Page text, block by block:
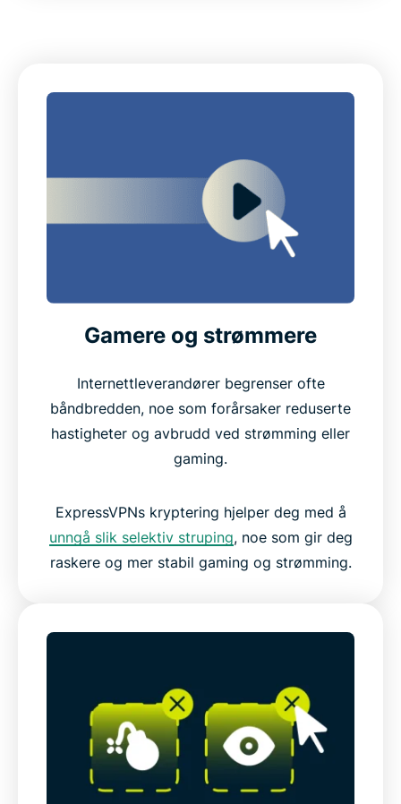
Gamere og strømmere
Internettleverandører begrenser ofte
båndbredden, noe som forårsaker reduserte
hastigheter og avbrudd ved strømming eller
gaming.
ExpressVPNs kryptering hjelper deg med å
unngå slik selektiv struping, noe som gir deg
raskere og mer stabil gaming og strømming.